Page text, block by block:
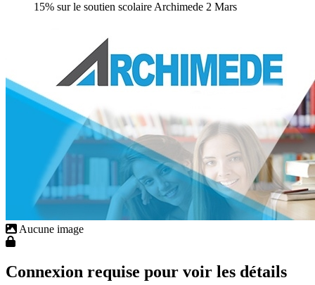
15% sur le soutien scolaire Archimede 2 Mars
Aucune image
Connexion requise pour voir les détails